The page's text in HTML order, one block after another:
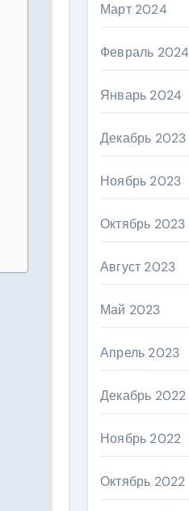
Март 2024
Февраль 2024
Январь 2024
Декабрь 2023
Ноябрь 2023
Октябрь 2023
Август 2023
Май 2023
Апрель 2023
Декабрь 2022
Ноябрь 2022
Октябрь 2022